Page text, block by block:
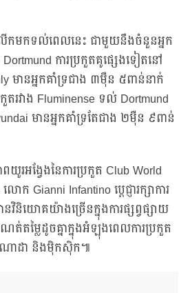
ើកមកទល់ពេលនេះ ជាមួយនឹងចំនួនអ្នក
ការប្រកួតគូផ្សេងទៀតនៅ
មានអ្នកគាំទ្រជាង ៣ម៉ឺន ៥ពាន់នាក់
រវាង Fluminense ទល់ Dortmund
មានអ្នកគាំទ្រតែជាង ២ម៉ឺន ៩ពាន់
យូរអង្វែងនៃការប្រកួត Club World
Gianni Infantino ប្តេជ្ញារក្សាការ
និយោគយ៉ាងច្រើនក្នុងការផ្សព្វផ្សាយ
តម្លៃដូចគ្នាក្នុងអំឡុងពេលការប្រកួត
ណាដា និងម៉ិកស៊ិក៕